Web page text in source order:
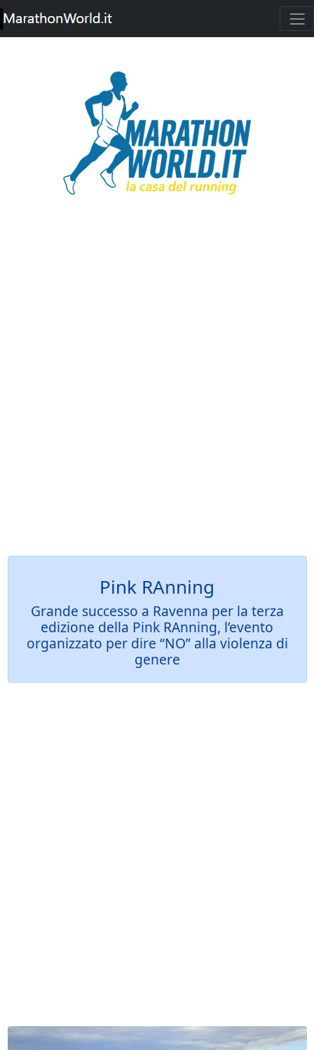
Pink RAnning
Grande successo a Ravenna per la terza
edizione della Pink RAnning, l’evento
organizzato per dire “NO” alla violenza di
genere